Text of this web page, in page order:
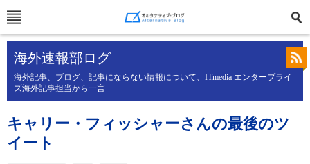
海外速報部ログ
海外記事、ブログ、記事にならない情報について、ITmedia エンタープライ
ズ海外記事担当から一言
キャリー・フィッシャーさんの最後のツ
イート